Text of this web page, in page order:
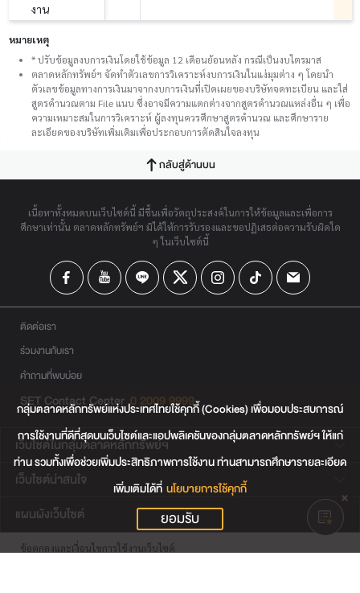
งาน
หมายเหตุ
* ปรับข้อมูลงบการเงินโดยใช้ข้อมูล 12 เดือนย้อนหลัง กรณีเป็นงบไตรมาส
ตลาดหลักทรัพย์ฯ จัดทำตัวเลขการวิเคราะห์งบการเงินในแง่มุมต่าง ๆ โดยนำ
ตัวเลขข้อมูลทางการเงินมาจากงบการเงินที่เปิดเผยของบริษัทจดทะเบียน และใส่
สูตรคำนวณตาม File แนบ ซึ่งอาจมีความแตกต่างจากสูตรคำนวณแหล่งอื่น ๆ เพื่อ
ความเหมาะสมในการวิเคราะห์ ผู้ลงทุนควรศึกษาสูตรคำนวณ และศึกษาราย
ละเอียดของบริษัทเพิ่มเติมเพื่อประกอบการตัดสินใจลงทุน
กลับสู่ด้านบน
เนื้อหาทั้งหมดบนเว็บไซต์นี้ มีขึ้นเพื่อวัตถุประสงค์ในการให้ข้อมูลและเพื่อการ
ศึกษาเท่านั้น ตลาดหลักทรัพย์ฯ มิได้ให้การรับรองและขอปฏิเสธต่อความรับผิดใด
ๆ ในเว็บไซต์นี้
ติดต่อเรา
ร่วมงานกับเรา
คำถามที่พบบ่อย
SET Contact Center 0 2009 9999
เว็บไซต์ในกลุ่มตลาดหลักทรัพย์ฯ
เว็บไซต์น่าสนใจ
แผนผังเว็บไซต์
ข้อตกลงและเงื่อนไขการใช้งานเว็บไซต์
กลุ่มตลาดหลักทรัพย์แห่งประเทศไทยใช้คุกกี้ (Cookies) เพื่อมอบประสบการณ์
การใช้งานที่ดีที่สุดบนเว็บไซต์และแอปพลิเคชันของกลุ่มตลาดหลักทรัพย์ฯ ให้แก่
ท่าน รวมทั้งเพื่อช่วยเพิ่มประสิทธิภาพการใช้งาน ท่านสามารถศึกษารายละเอียด
เพิ่มเติมได้ที่ นโยบายการใช้คุกกี้
ยอมรับ